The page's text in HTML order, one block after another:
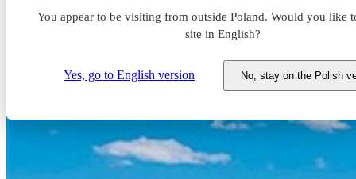
You appear to be visiting from outside Poland. Would you like
site in English?
Yes, go to English version No, stay on the Polish
Budowa Panattoni Appliance